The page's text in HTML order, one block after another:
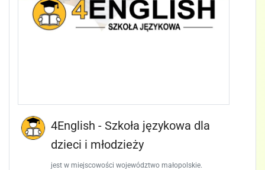
4English - Szkoła językowa dla
dzieci i młodzieży
jest w miejscowości województwo małopolskie.